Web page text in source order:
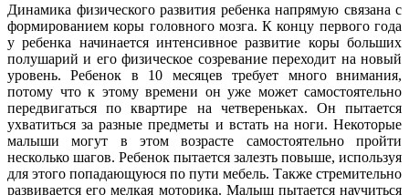
Динамика физического развития ребенка напрямую связана с
формированием коры головного мозга. К концу первого года
у ребенка начинается интенсивное развитие коры больших
полушарий и его физическое созревание переходит на новый
уровень. Ребенок в 10 месяцев требует много внимания,
потому что к этому времени он уже может самостоятельно
передвигаться по квартире на четвереньках. Он пытается
ухватиться за разные предметы и встать на ноги. Некоторые
малыши могут в этом возрасте самостоятельно пройти
несколько шагов. Ребенок пытается залезть повыше, используя
для этого попадающуюся по пути мебель. Также стремительно
развивается его мелкая моторика. Малыш пытается научиться